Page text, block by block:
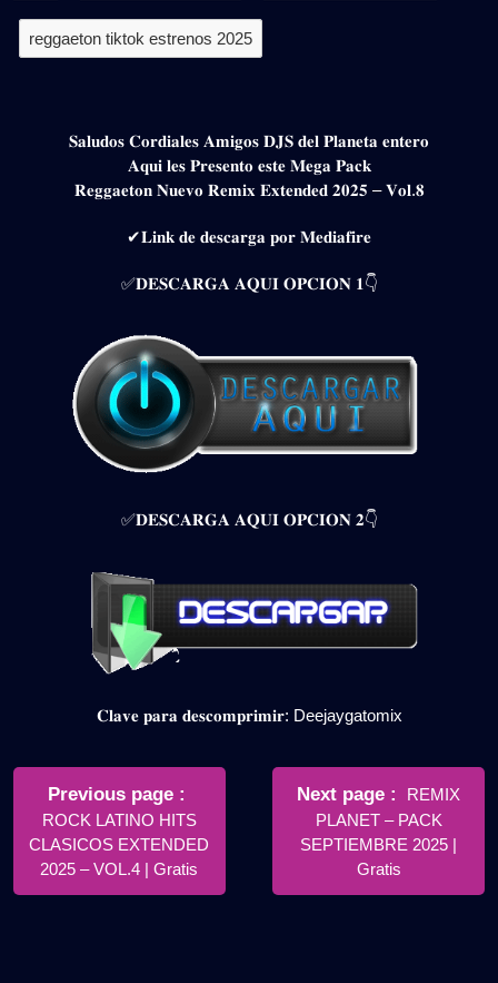
reggaeton tiktok estrenos 2025
𝐒𝐚𝐥𝐮𝐝𝐨𝐬 𝐂𝐨𝐫𝐝𝐢𝐚𝐥𝐞𝐬 𝐀𝐦𝐢𝐠𝐨𝐬 𝐃𝐉𝐒 𝐝𝐞𝐥 𝐏𝐥𝐚𝐧𝐞𝐭𝐚 𝐞𝐧𝐭𝐞𝐫𝐨
𝐀𝐪𝐮𝐢 𝐥𝐞𝐬 𝐏𝐫𝐞𝐬𝐞𝐧𝐭𝐨 𝐞𝐬𝐭𝐞 𝐌𝐞𝐠𝐚 𝐏𝐚𝐜𝐤
𝐑𝐞𝐠𝐠𝐚𝐞𝐭𝐨𝐧 𝐍𝐮𝐞𝐯𝐨 𝐑𝐞𝐦𝐢𝐱 𝐄𝐱𝐭𝐞𝐧𝐝𝐞𝐝 𝟐𝟎𝟐𝟓 – 𝐕𝐨𝐥.𝟖
✔𝐋𝐢𝐧𝐤 𝐝𝐞 𝐝𝐞𝐬𝐜𝐚𝐫𝐠𝐚 𝐩𝐨𝐫 𝐌𝐞𝐝𝐢𝐚𝐟𝐢𝐫𝐞
✅𝐃𝐄𝐒𝐂𝐀𝐑𝐆𝐀 𝐀𝐐𝐔𝐈 𝐎𝐏𝐂𝐈𝐎𝐍 𝟏👇
✅𝐃𝐄𝐒𝐂𝐀𝐑𝐆𝐀 𝐀𝐐𝐔𝐈 𝐎𝐏𝐂𝐈𝐎𝐍 𝟐👇
𝐂𝐥𝐚𝐯𝐞 𝐩𝐚𝐫𝐚 𝐝𝐞𝐬𝐜𝐨𝐦𝐩𝐫𝐢𝐦𝐢𝐫: Deejaygatomix
Navegación
entradas
Previous page
Posts
ROCK LATINO HITS
CLASICOS EXTENDED
2025 – VOL.4 | Gratis
Next page
Newer
Posts
REMIX
PLANET – PACK
SEPTIEMBRE 2025 |
Gratis